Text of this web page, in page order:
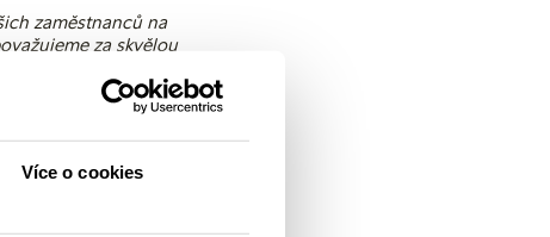
Více o cookies
zaměstnanců na
za skvělou
do značky Femtech,
bezodpadových
obchod s dětským
cílem je zvýšit
do nového